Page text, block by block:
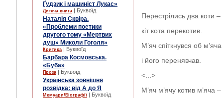
Ґудзик і машиніст Лукас»
Дитяча книга | Буквоїд
Наталія Сквіра.
«Проблеми поетики
другого тому «Мертвих
душ» Миколи Гоголя»
Критика | Буквоїд
Барбара Космовська.
«Буба»
Проза | Буквоїд
Українська зовнішня
розвідка: від А до Я
Мемуари/Біографії | Буквоїд
Перестрілись два коти –
кіт кота перекотив.
М’яч спіткнувся об
і його перенявчав.
<...>
М’яч м’ячу котив м’яча –